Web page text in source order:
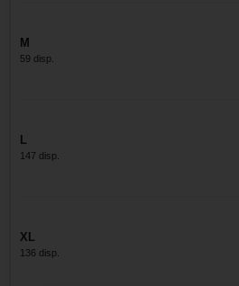
M
59 disp.
L
147 disp.
XL
136 disp.